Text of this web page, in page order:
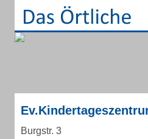
Burgstr. 3